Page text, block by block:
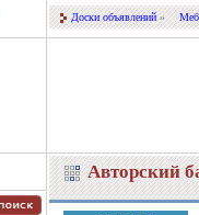
Доски объявлений»
Авторский